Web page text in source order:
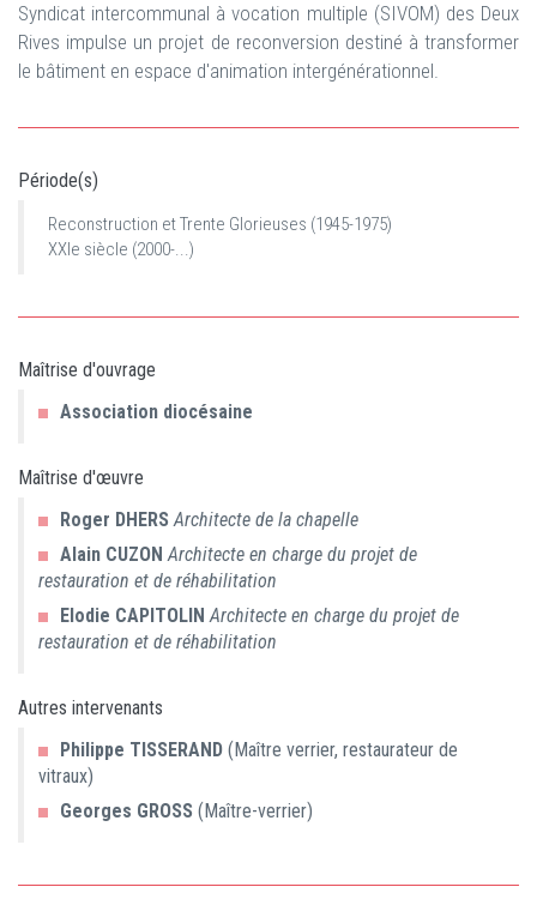
Syndicat intercommunal à vocation multiple (SIVOM) des Deux
Rives impulse un projet de reconversion destiné à transformer
le bâtiment en espace d'animation intergénérationnel.
Période(s)
Reconstruction et Trente Glorieuses (1945-1975)
XXIe siècle (2000-...)
Maîtrise d'ouvrage
Association diocésaine
Maîtrise d'œuvre
Roger DHERS Architecte de la chapelle
Alain CUZON Architecte en charge du projet de
restauration et de réhabilitation
Elodie CAPITOLIN Architecte en charge du projet de
restauration et de réhabilitation
Autres intervenants
Philippe TISSERAND (Maître verrier, restaurateur de
vitraux)
Georges GROSS (Maître-verrier)